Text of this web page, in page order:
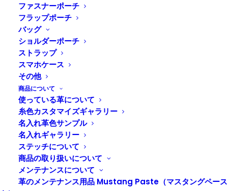
ファスナーポーチ
フラップポーチ
バッグ
ショルダーポーチ
ストラップ
スマホケース
その他
商品について
使っている革について
糸色カスタマイズギャラリー
名入れ革色サンプル
名入れギャラリー
ステッチについて
商品の取り扱いについて
メンテナンスについて
革のメンテナンス用品 Mustang Paste（マスタングペース
Home News
早いもので、2024年も残すところあと1週間
今年は工房横へ糸島店を移転したり、久しぶりのイベン
ト出展や
たくさん新商品をだしたりと、挑戦の多い１年でした
来年もたくさん新商品を出すぞ〜と、腰痛に苦しむ社長
がやる気に満ちています！